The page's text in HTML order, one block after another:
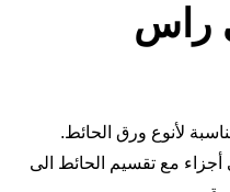
راس
لأنوع ورق الحائط.
مع تقسيم الحائط الى